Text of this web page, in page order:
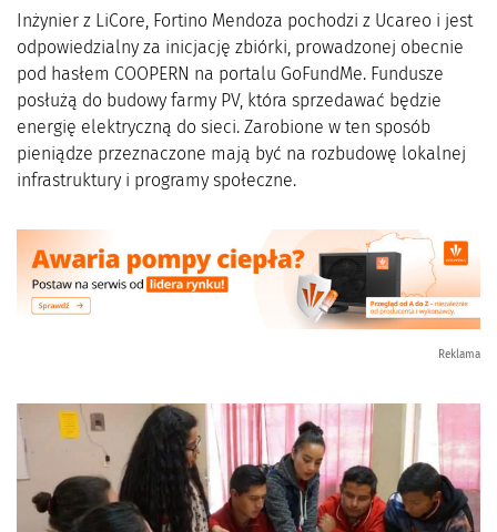
Inżynier z LiCore, Fortino Mendoza pochodzi z Ucareo i jest
odpowiedzialny za inicjację zbiórki, prowadzonej obecnie
pod hasłem COOPERN na portalu GoFundMe. Fundusze
posłużą do budowy farmy PV, która sprzedawać będzie
energię elektryczną do sieci. Zarobione w ten sposób
pieniądze przeznaczone mają być na rozbudowę lokalnej
infrastruktury i programy społeczne.
Reklama